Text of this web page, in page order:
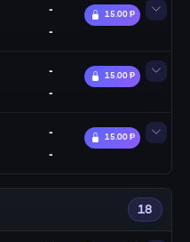
-
-
15.00 Ᵽ
-
-
15.00 Ᵽ
-
-
15.00 Ᵽ
18